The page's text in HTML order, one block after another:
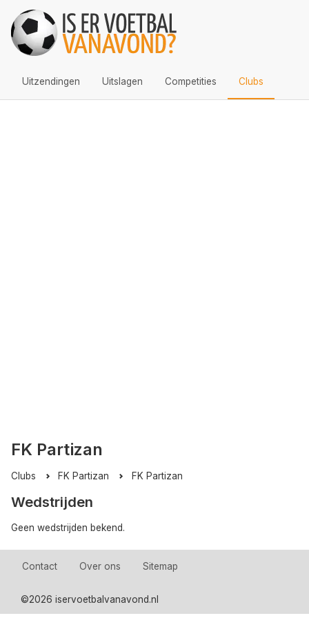
Uitzendingen Uitslagen Competities Clubs
FK Partizan
Clubs FK Partizan FK Partizan
Wedstrijden
Geen wedstrijden bekend.
Contact Over ons Sitemap
©2026 iservoetbalvanavond.nl